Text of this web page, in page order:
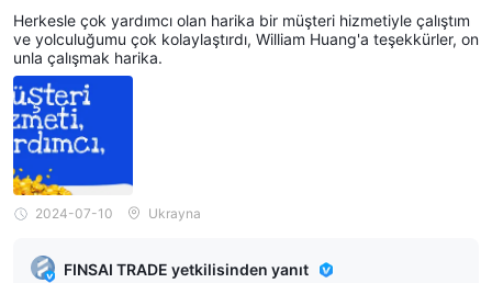
teri Hizmetleri Deneyimi
Herkesle çok yardımcı olan harika bir müşteri hizmetiyle çalıştım
ve yolculuğumu çok kolaylaştırdı, William Huang'a teşekkürler, on
unla çalışmak harika.
2024-07-10 Ukrayna
FINSAI TRADE yetkilisinden yanıt